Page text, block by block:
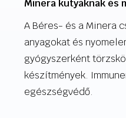
Minera kutyáknak és
A Béres- és a Minera
anyagokat és
gyógyszerként
készítmények.
egészségvédő.